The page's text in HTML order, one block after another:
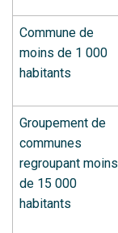
Commune de
moins de 1 000
habitants
Groupement de
communes
regroupant moins
de 15 000
habitants